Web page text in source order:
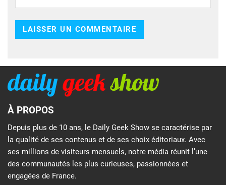
À PROPOS
Depuis plus de 10 ans, le Daily Geek Show se caractérise par
la qualité de ses contenus et de ses choix éditoriaux. Avec
ses millions de visiteurs mensuels, notre média réunit l’une
des communautés les plus curieuses, passionnées et
engagées de France.